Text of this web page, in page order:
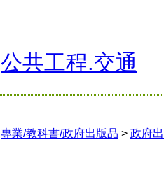
公共工程.交通
專業/教科書/政府出版品 > 政府